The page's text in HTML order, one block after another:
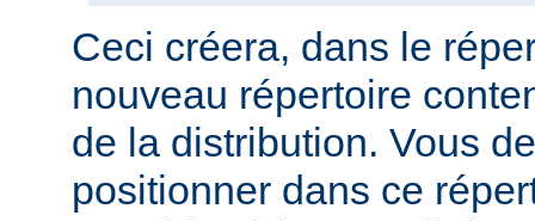
Ceci créera, dans le
nouveau répertoire
de la distribution. Vous
positionner dans ce